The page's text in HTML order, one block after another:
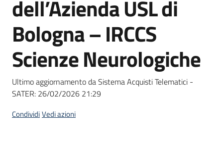
Seguici
su
dell’Azienda USL di
Bologna – IRCCS
Scienze Neurologiche
Ultimo aggiornamento da Sistema Acquisti Telematici -
SATER: 26/02/2026 21:29
CondividiVedi azioni